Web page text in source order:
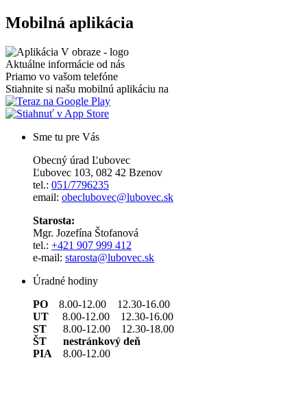
Mobilná aplikácia
Aktuálne informácie od nás
Priamo vo vašom telefóne
Stiahnite si našu mobilnú aplikáciu na
Sme tu pre Vás
Obecný úrad Ľubovec
Ľubovec 103, 082 42 Bzenov
tel.: 051/7796235
email: obeclubovec@lubovec.sk
Starosta:
Mgr. Jozefína Štofanová
tel.: +421 907 999 412
e-mail: starosta@lubovec.sk
Úradné hodiny
PO 8.00-12.00 12.30-16.00
UT 8.00-12.00 12.30-16.00
ST 8.00-12.00 12.30-18.00
ŠT nestránkový deň
PIA 8.00-12.00